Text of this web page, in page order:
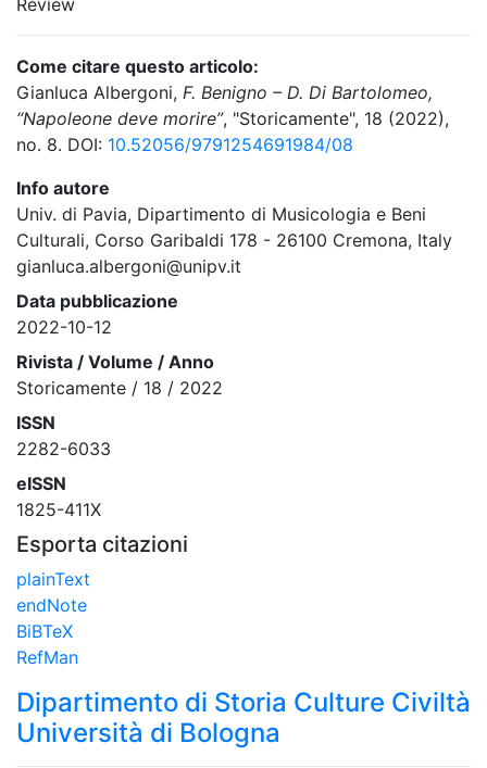
Review
Come citare questo articolo:
Gianluca Albergoni, F. Benigno – D. Di Bartolomeo,
“Napoleone deve morire”, "Storicamente", 18 (2022),
no. 8. DOI: 10.52056/9791254691984/08
Info autore
Univ. di Pavia, Dipartimento di Musicologia e Beni
Culturali, Corso Garibaldi 178 - 26100 Cremona, Italy
gianluca.albergoni@unipv.it
Data pubblicazione
2022-10-12
Rivista / Volume / Anno
Storicamente / 18 / 2022
ISSN
2282-6033
eISSN
1825-411X
Esporta citazioni
plainText
endNote
BiBTeX
RefMan
Dipartimento di Storia Culture Civiltà
Università di Bologna